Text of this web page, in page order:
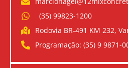
(35) 99823-1200
Rodovia BR-491 KM 232,
Programação: (35) 9 9871-